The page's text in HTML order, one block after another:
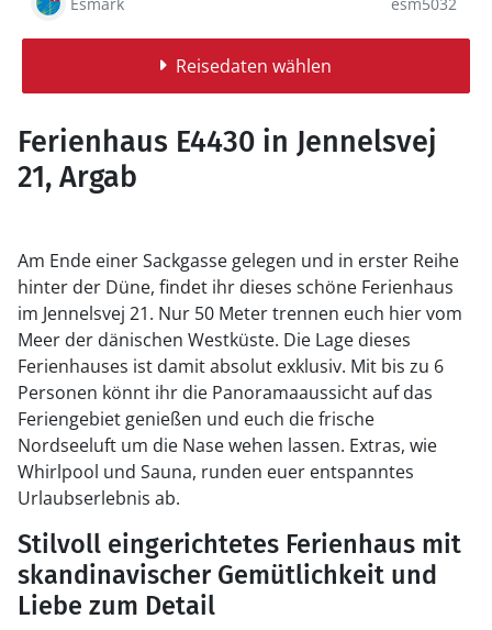
Reisedaten wählen
Ferienhaus E4430 in Jennelsvej
21, Argab
Am Ende einer Sackgasse gelegen und in erster Reihe
hinter der Düne, findet ihr dieses schöne Ferienhaus
im Jennelsvej 21. Nur 50 Meter trennen euch hier vom
Meer der dänischen Westküste. Die Lage dieses
Ferienhauses ist damit absolut exklusiv. Mit bis zu 6
Personen könnt ihr die Panoramaaussicht auf das
Feriengebiet genießen und euch die frische
Nordseeluft um die Nase wehen lassen. Extras, wie
Whirlpool und Sauna, runden euer entspanntes
Urlaubserlebnis ab.
Stilvoll eingerichtetes Ferienhaus mit
skandinavischer Gemütlichkeit und
Liebe zum Detail